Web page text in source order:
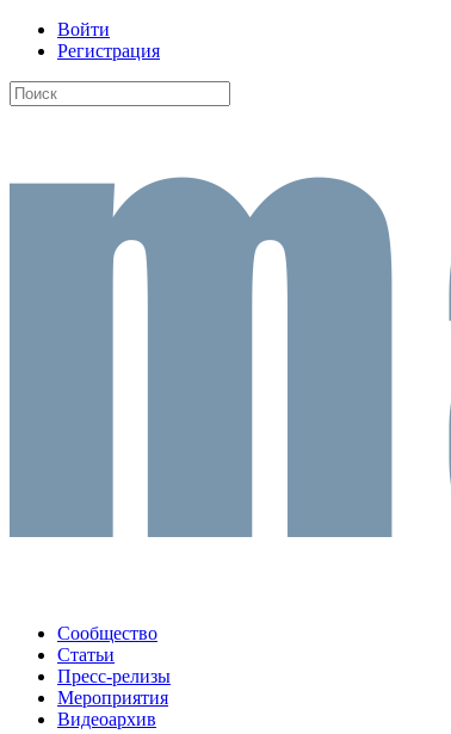
Войти
Регистрация
Сообщество
Статьи
Пресс-релизы
Мероприятия
Видеоархив